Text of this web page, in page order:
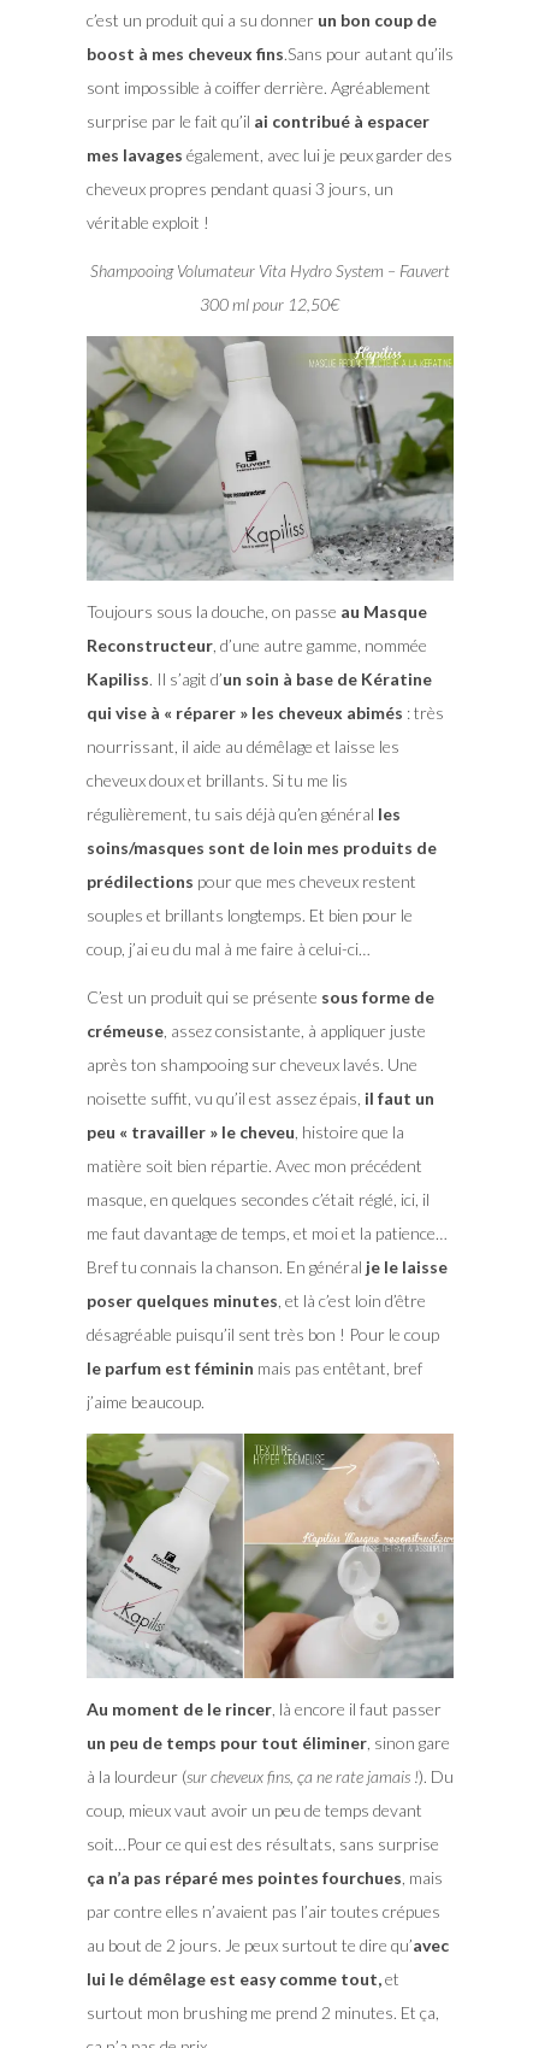
c’est un produit qui a su donner un bon coup de
boost à mes cheveux fins.Sans pour autant qu’ils
sont impossible à coiffer derrière. Agréablement
surprise par le fait qu’il ai contribué à espacer
mes lavages également, avec lui je peux garder des
cheveux propres pendant quasi 3 jours, un
véritable exploit !
Shampooing Volumateur Vita Hydro System – Fauvert
300 ml pour 12,50€
Toujours sous la douche, on passe au Masque
Reconstructeur, d’une autre gamme, nommée
Kapiliss. Il s’agit d’un soin à base de Kératine
qui vise à « réparer » les cheveux abimés : très
nourrissant, il aide au démêlage et laisse les
cheveux doux et brillants. Si tu me lis
régulièrement, tu sais déjà qu’en général les
soins/masques sont de loin mes produits de
prédilections pour que mes cheveux restent
souples et brillants longtemps. Et bien pour le
coup, j’ai eu du mal à me faire à celui-ci…
C’est un produit qui se présente sous forme de
crémeuse, assez consistante, à appliquer juste
après ton shampooing sur cheveux lavés. Une
noisette suffit, vu qu’il est assez épais, il faut un
peu « travailler » le cheveu , histoire que la
matière soit bien répartie. Avec mon précédent
masque, en quelques secondes c’était réglé, ici, il
me faut davantage de temps, et moi et la patience…
Bref tu connais la chanson. En général je le laisse
poser quelques minutes , et là c’est loin d’être
désagréable puisqu’il sent très bon ! Pour le coup
le parfum est féminin mais pas entêtant, bref
j’aime beaucoup.
Au moment de le rincer, là encore il faut passer
un peu de temps pour tout éliminer, sinon gare
à la lourdeur (sur cheveux fins, ça ne rate jamais !). Du
coup, mieux vaut avoir un peu de temps devant
soit…Pour ce qui est des résultats, sans surprise
ça n’a pas réparé mes pointes fourchues , mais
par contre elles n’avaient pas l’air toutes crépues
au bout de 2 jours. Je peux surtout te dire qu’avec
lui le démêlage est easy comme tout,et
surtout mon brushing me prend 2 minutes. Et ça,